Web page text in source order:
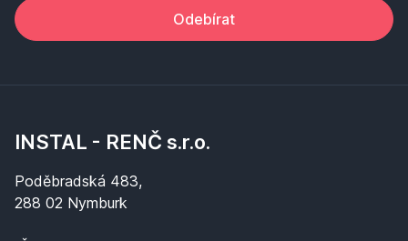
Odebírat
INSTAL - RENČ s.r.o.
Poděbradská 483,
288 02 Nymburk